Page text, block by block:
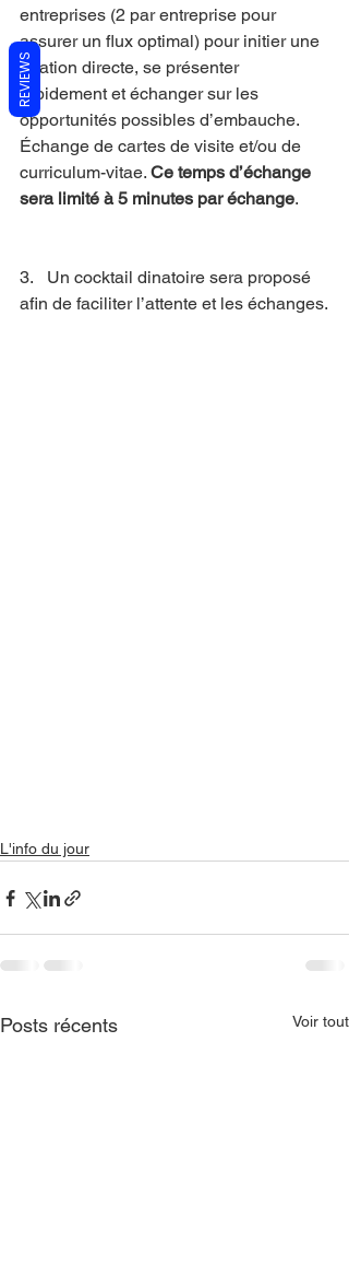
entreprises (2 par entreprise pour
assurer un flux optimal) pour initier une
relation directe, se présenter
rapidement et échanger sur les
opportunités possibles d’embauche.
Échange de cartes de visite et/ou de
curriculum-vitae. Ce temps d’échange
sera limité à 5 minutes par échange.
3.   Un cocktail dinatoire sera proposé
afin de faciliter l’attente et les échanges.
L'info du jour
Posts récents Voir tout
REVIEWS